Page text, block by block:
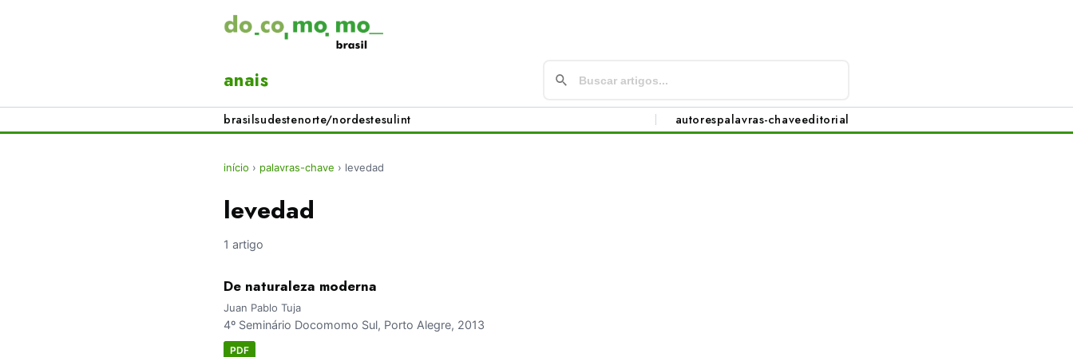
anais
brasilsudestenorte/nordestesulint autorespalavras-chaveeditorial
início › palavras-chave › levedad
levedad
1 artigo
De naturaleza moderna
Juan Pablo Tuja
4º Seminário Docomomo Sul, Porto Alegre, 2013
PDF